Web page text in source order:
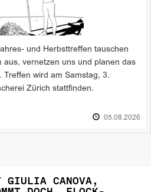
und Herbsttreffen tauschen
aus, vernetzen uns und planen das
Treffen wird am Samstag, 3.
Zürich stattfinden.
05.08.2026
GIULIA CANOVA,